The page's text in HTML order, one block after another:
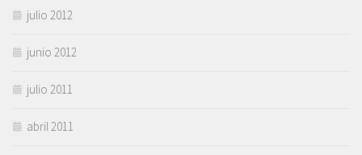
julio 2012
junio 2012
julio 2011
abril 2011